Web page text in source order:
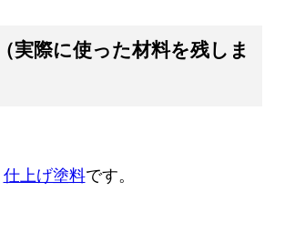
（実際に使った材料を残しま
仕上げ塗料です。